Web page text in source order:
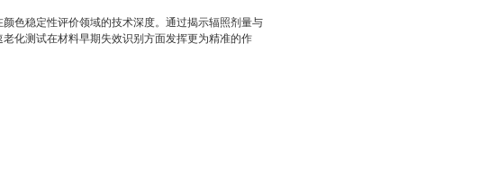
色稳定性评价领域的技术深度。通过揭示辐照剂量与
化测试在材料早期失效识别方面发挥更为精准的作